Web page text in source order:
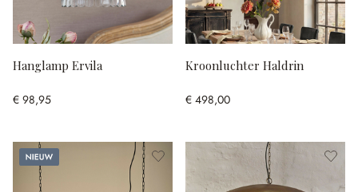
Hanglamp Ervila
€ 98,95
Kroonluchter Haldrin
€ 498,00
Nieuw